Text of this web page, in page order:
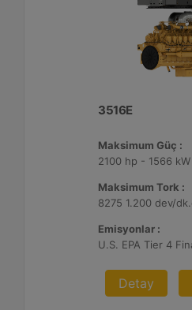
3516E
Maksimum Güç :
2100 hp - 1566 kW
Maksimum Tork :
Emisyonlar :
Detay